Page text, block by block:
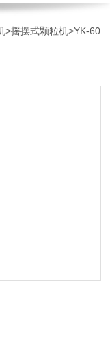
>摇摆式颗粒机>YK-60